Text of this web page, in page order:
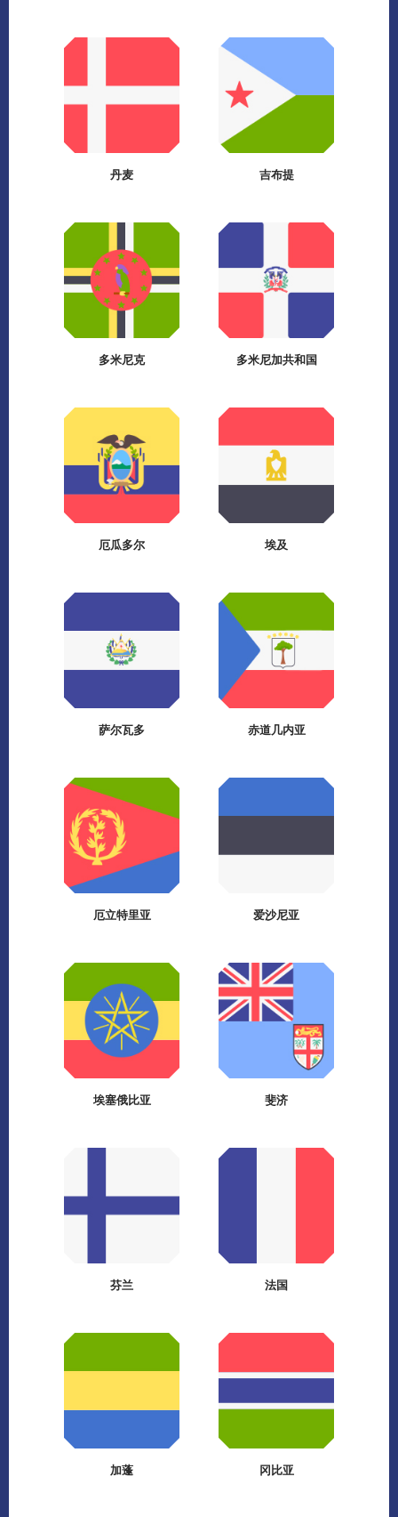
丹麦 吉布提
多米尼克 多米尼加共和国
厄瓜多尔 埃及
萨尔瓦多 赤道几内亚
厄立特里亚 爱沙尼亚
埃塞俄比亚 斐济
芬兰 法国
加蓬 冈比亚